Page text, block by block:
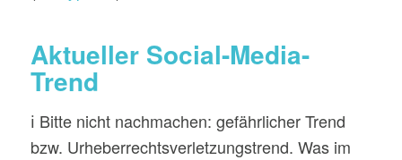
Aktueller Social-Media-
Trend
ℹ️ Bitte nicht nachmachen: gefährlicher Trend
bzw. Urheberrechtsverletzungstrend. Was im